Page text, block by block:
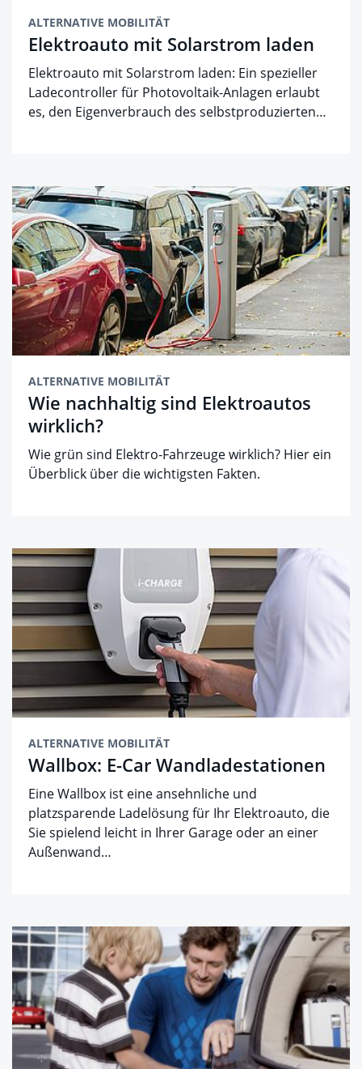
ALTERNATIVE MOBILITÄT
Elektroauto mit Solarstrom laden
Elektroauto mit Solarstrom laden: Ein spezieller
Ladecontroller für Photovoltaik-Anlagen erlaubt
es, den Eigenverbrauch des selbstproduzierten…
ALTERNATIVE MOBILITÄT
Wie nachhaltig sind Elektroautos
wirklich?
Wie grün sind Elektro-Fahrzeuge wirklich? Hier ein
Überblick über die wichtigsten Fakten.
ALTERNATIVE MOBILITÄT
Wallbox: E-Car Wandladestationen
Eine Wallbox ist eine ansehnliche und
platzsparende Ladelösung für Ihr Elektroauto, die
Sie spielend leicht in Ihrer Garage oder an einer
Außenwand…